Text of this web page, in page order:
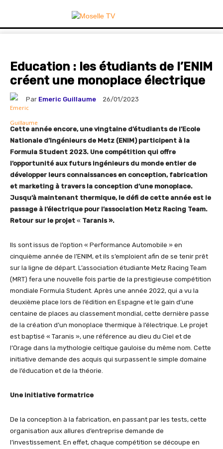
Education : les étudiants de l’ENIM
créent une monoplace électrique
Par Emeric Guillaume 26/01/2023
Cette année encore, une vingtaine d’étudiants de l’Ecole
Nationale d’Ingénieurs de Metz (ENIM) participent à la
Formula Student 2023. Une compétition qui offre
l’opportunité aux futurs ingénieurs du monde entier de
développer leurs connaissances en conception, fabrication
et marketing à travers la conception d‘une monoplace.
Jusqu’à maintenant thermique, le défi de cette année est le
passage à l’électrique pour l’association Metz Racing Team.
Retour sur le projet « Taranis ».
Ils sont issus de l’option « Performance Automobile » en
cinquième année de l’ENIM, et ils s’emploient afin de se tenir prêt
sur la ligne de départ. L’association étudiante Metz Racing Team
(MRT) fera une nouvelle fois partie de la prestigieuse compétition
mondiale Formula Student. Après une année 2022, qui a vu la
deuxième place lors de l’édition en Espagne et le gain d’une
centaine de places au classement mondial, cette dernière passe
de la création d’un monoplace thermique à l’électrique. Le projet
est baptisé « Taranis », une référence au dieu du Ciel et de
l’Orage dans la mythologie celtique gauloise du même nom. Cette
initiative demande des acquis qui surpassent le simple domaine
de l’éducation et de la théorie.
Une initiative formatrice
De la conception à la fabrication, en passant par les tests, cette
organisation aux allures d’entreprise demande de
l’investissement. En effet, chaque compétition se découpe en